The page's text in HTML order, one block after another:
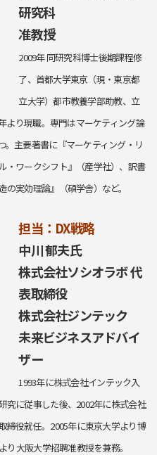
研究科
准教授
2009年 同研究科博士後期課程修
了、首都大学東京（現・東京都
立大学）都市教養学部助教、立
より現職。専門はマーケティング論
主要著書に『マーケティング・リ
・ワークシフト』（産学社）、訳書
実効理論』（碩学舎）など。
担当：DX戦略
中川 郁夫氏
株式会社ソシオラボ 代
表取締役
株式会社ジンテック
未来ビジネスアドバイ
ザー
1993年に株式会社インテック入
究に従事した後、2002年に株式会社
締役就任。2005年に東京大学より博
大阪大学招聘准教授を兼務。